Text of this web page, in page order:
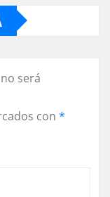
será
con *